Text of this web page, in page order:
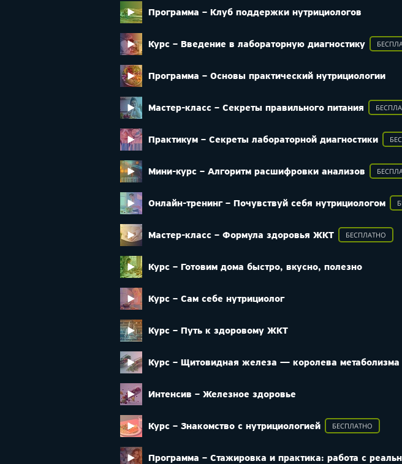
Программа – Клуб поддержки нутрициологов
Курс – Введение в лабораторную диагностику
Программа – Основы практический нутрициологии
Мастер-класс – Секреты правильного питания
Практикум – Секреты лабораторной диагностики
Мини-курс – Алгоритм расшифровки анализов
Онлайн-тренинг – Почувствуй себя нутрициологом
Мастер-класс – Формула здоровья ЖКТ БЕСПЛАТНО
Курс – Готовим дома быстро, вкусно, полезно
Курс – Сам себе нутрициолог
Курс – Путь к здоровому ЖКТ
Курс – Щитовидная железа — королева метаболизма
Интенсив – Железное здоровье
Курс – Знакомство с нутрициологией БЕСПЛАТНО
Программа – Стажировка и практика: работа с